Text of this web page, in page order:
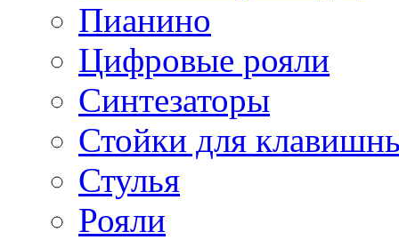
Пианино
Цифровые рояли
Синтезаторы
Стойки для
Стулья
Рояли